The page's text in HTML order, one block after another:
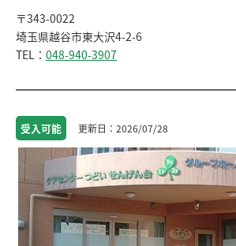
〒343-0022
埼玉県越谷市東大沢4-2-6
TEL： 048-940-3907
受入可能 2026/07/28